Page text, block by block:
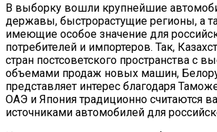
В выборку вошли крупнейшие
державы, быстрорастущие регионы, а
имеющие особое значение для
потребителей и импортеров. Так,
стран постсоветского пространства с
объемами продаж новых машин,
представляет интерес благодаря
ОАЭ и Япония традиционно считаются
источниками автомобилей для